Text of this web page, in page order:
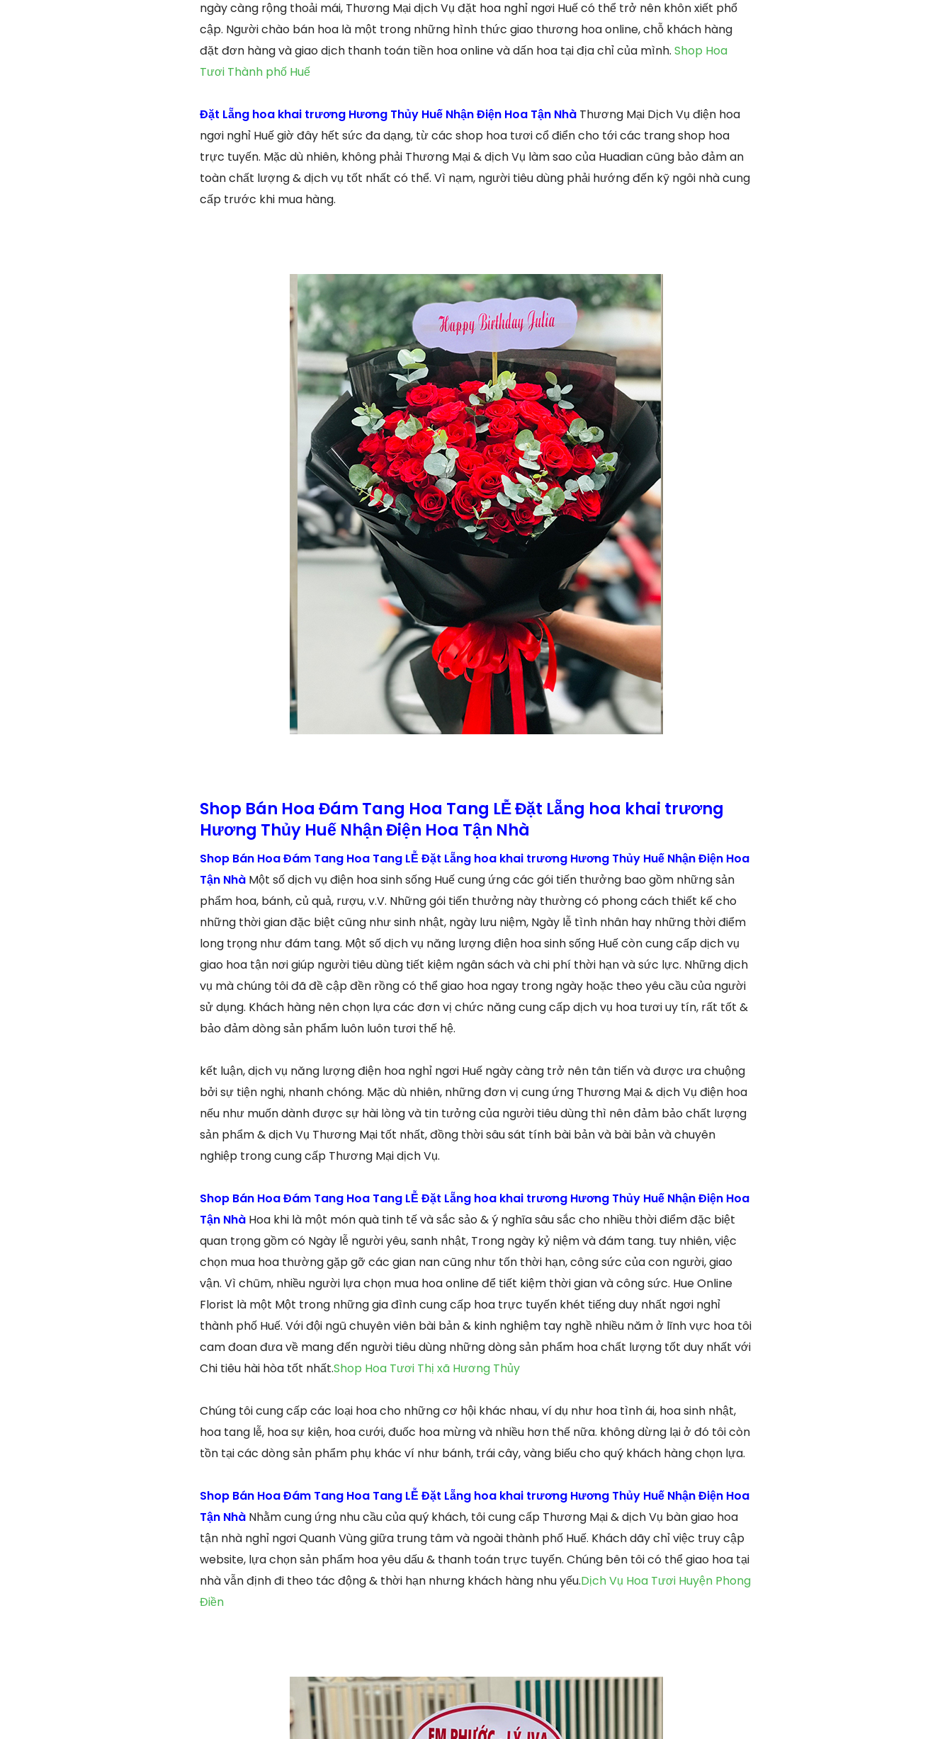
ngày càng rộng thoải mái, Thương Mại dịch Vụ đặt hoa nghỉ ngơi Huế có thể trở nên khôn xiết phổ
cập. Người chào bán hoa là một trong những hình thức giao thương hoa online, chỗ khách hàng
đặt đơn hàng và giao dịch thanh toán tiền hoa online và dấn hoa tại địa chỉ của mình. Shop Hoa
Tươi Thành phố Huế
Đặt Lẵng hoa khai trương Hương Thủy Huế Nhận Điện Hoa Tận Nhà Thương Mại Dịch Vụ điện hoa
ngơi nghỉ Huế giờ đây hết sức đa dạng, từ các shop hoa tươi cổ điển cho tới các trang shop hoa
trực tuyến. Mặc dù nhiên, không phải Thương Mại & dịch Vụ làm sao của Huadian cũng bảo đảm an
toàn chất lượng & dịch vụ tốt nhất có thể. Vì nạm, người tiêu dùng phải hướng đến kỹ ngôi nhà cung
cấp trước khi mua hàng.
Shop Bán Hoa Đám Tang Hoa Tang LỄ Đặt Lẵng hoa khai trương
Hương Thủy Huế Nhận Điện Hoa Tận Nhà
Shop Bán Hoa Đám Tang Hoa Tang LỄ Đặt Lẵng hoa khai trương Hương Thủy Huế Nhận Điện Hoa
Tận Nhà Một số dịch vụ điện hoa sinh sống Huế cung ứng các gói tiến thưởng bao gồm những sản
phẩm hoa, bánh, củ quả, rượu, v.V. Những gói tiến thưởng này thường có phong cách thiết kế cho
những thời gian đặc biệt cũng như sinh nhật, ngày lưu niệm, Ngày lễ tình nhân hay những thời điểm
long trọng như đám tang. Một số dịch vụ năng lượng điện hoa sinh sống Huế còn cung cấp dịch vụ
giao hoa tận nơi giúp người tiêu dùng tiết kiệm ngân sách và chi phí thời hạn và sức lực. Những dịch
vụ mà chúng tôi đã đề cập đền rồng có thể giao hoa ngay trong ngày hoặc theo yêu cầu của người
sử dụng. Khách hàng nên chọn lựa các đơn vị chức năng cung cấp dịch vụ hoa tươi uy tín, rất tốt &
bảo đảm dòng sản phẩm luôn luôn tươi thế hệ.
kết luận, dịch vụ năng lượng điện hoa nghỉ ngơi Huế ngày càng trở nên tân tiến và được ưa chuộng
bởi sự tiện nghi, nhanh chóng. Mặc dù nhiên, những đơn vị cung ứng Thương Mại & dịch Vụ điện hoa
nếu như muốn dành được sự hài lòng và tin tưởng của người tiêu dùng thì nên đảm bảo chất lượng
sản phẩm & dịch Vụ Thương Mại tốt nhất, đồng thời sâu sát tính bài bản và bài bản và chuyên
nghiệp trong cung cấp Thương Mại dịch Vụ.
Shop Bán Hoa Đám Tang Hoa Tang LỄ Đặt Lẵng hoa khai trương Hương Thủy Huế Nhận Điện Hoa
Tận Nhà Hoa khi là một món quà tinh tế và sắc sảo & ý nghĩa sâu sắc cho nhiều thời điểm đặc biệt
quan trọng gồm có Ngày lễ người yêu, sanh nhật, Trong ngày kỷ niệm và đám tang. tuy nhiên, việc
chọn mua hoa thường gặp gỡ các gian nan cũng như tốn thời hạn, công sức của con người, giao
vận. Vì chũm, nhiều người lựa chọn mua hoa online để tiết kiệm thời gian và công sức. Hue Online
Florist là một Một trong những gia đình cung cấp hoa trực tuyến khét tiếng duy nhất ngơi nghỉ
thành phố Huế. Với đội ngũ chuyên viên bài bản & kinh nghiệm tay nghề nhiều năm ở lĩnh vực hoa tôi
cam đoan đưa về mang đến người tiêu dùng những dòng sản phẩm hoa chất lượng tốt duy nhất với
Chi tiêu hài hòa tốt nhất.Shop Hoa Tươi Thị xã Hương Thủy
Chúng tôi cung cấp các loại hoa cho những cơ hội khác nhau, ví dụ như hoa tình ái, hoa sinh nhật,
hoa tang lễ, hoa sự kiện, hoa cưới, đuốc hoa mừng và nhiều hơn thế nữa. không dừng lại ở đó tôi còn
tồn tại các dòng sản phẩm phụ khác ví như bánh, trái cây, vàng biếu cho quý khách hàng chọn lựa.
Shop Bán Hoa Đám Tang Hoa Tang LỄ Đặt Lẵng hoa khai trương Hương Thủy Huế Nhận Điện Hoa
Tận Nhà Nhằm cung ứng nhu cầu của quý khách, tôi cung cấp Thương Mại & dịch Vụ bàn giao hoa
tận nhà nghỉ ngơi Quanh Vùng giữa trung tâm và ngoài thành phố Huế. Khách dãy chỉ việc truy cập
website, lựa chọn sản phẩm hoa yêu dấu & thanh toán trực tuyến. Chúng bên tôi có thể giao hoa tại
nhà vẫn định đi theo tác động & thời hạn nhưng khách hàng nhu yếu.Dịch Vụ Hoa Tươi Huyện Phong
Điền